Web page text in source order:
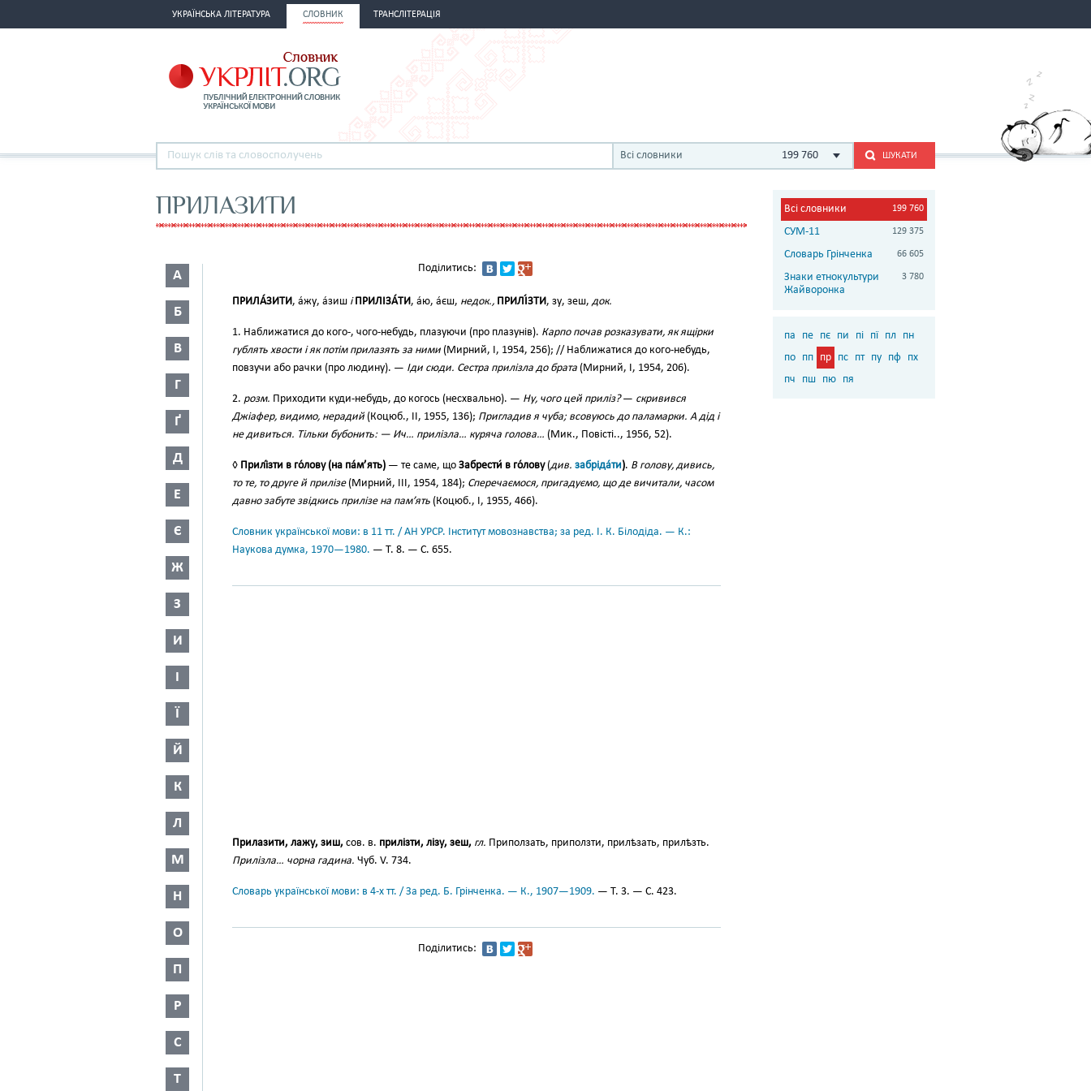
УКРАЇНСЬКА ЛІТЕРАТУРА СЛОВНИК ТРАНСЛІТЕРАЦІЯ
Всі словники 199 760 ШУКАТИ
ПРИЛАЗИТИ
А
Б
В
Г
Ґ
Д
Е
Є
Ж
З
И
І
Ї
Й
К
Л
М
Н
О
П
Р
С
Т
Поділитись:
ПРИЛА́ЗИТИ, а́жу, а́зиш і ПРИЛІЗА́ТИ, а́ю, а́єш, недок., ПРИЛІ́ЗТИ, зу, зеш, док.
1. Наближатися до кого-, чого-небудь, плазуючи (про плазунів). Карпо почав розказувати, як ящірки
гублять хвости і як потім прилазять за ними (Мирний, І, 1954, 256); // Наближатися до кого-небудь,
повзучи або рачки (про людину). — Іди сюди. Сестра прилізла до брата (Мирний, І, 1954, 206).
2. розм. Приходити куди-небудь, до когось (несхвально). — Ну, чого цей приліз?— скривився
Джіафер, видимо, нерадий (Коцюб., II, 1955, 136); Пригладив я чуба; всовуюсь до паламарки. А дід і
не дивиться. Тільки бубонить: — Ич… прилізла… куряча голова… (Мик., Повісті.., 1956, 52).
◊ Прилі́зти в го́лову (на па́м’ять) — те саме, що Забрести́ в го́лову(див. забріда́ти). В голову, дивись,
то те, то друге й прилізе(Мирний, III, 1954, 184); Сперечаємося, пригадуємо, що де вичитали, часом
давно забуте звідкись прилізе на пам’ять (Коцюб., І, 1955, 466).
Словник української мови: в 11 тт. / АН УРСР. Інститут мовознавства; за ред. І. К. Білодіда. — К.:
Наукова думка, 1970—1980. — Т. 8. — С. 655.
Прилазити, лажу, зиш, сов. в. прилізти, лізу, зеш, гл. Приползать, приползти, прилѣзать, прилѣзть.
Прилізла… чорна гадина. Чуб. V. 734.
Словарь української мови: в 4-х тт. / За ред. Б. Грінченка. — К., 1907—1909. — Т. 3. — С. 423.
Поділитись:
Всі словники 199 760
СУМ-11 129 375
Словарь Грінченка 66 605
Знаки етнокультури
Жайворонка
3 780
па пе пє пи пі пї пл
пн
по пп пр пс пт пу пф пх
пч
пш пю пя